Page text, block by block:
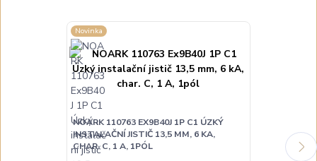
Novinka
NOARK 110763 EX9B40J 1P C1 ÚZKÝ
INSTALAČNÍ JISTIČ 13,5 MM, 6 KA,
CHAR. C, 1 A, 1PÓL
INSTALAČNÍ
CHAR. C, 2 A,